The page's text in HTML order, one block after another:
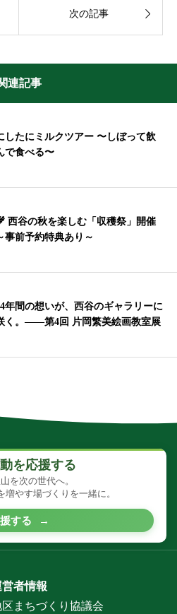
次の記事 
連記事
したにミルクツアー 〜しぼって飲
で食べる〜
西谷の秋を楽しむ「収穫祭」開催
事前予約特典あり～
年間の想いが、西谷のギャラリーに
く。——第4回 片岡繁美絵画教室展
を応援する
を次の世代へ。
増やす場づくりを一緒に。
する →
営者情報
まちづくり協議会